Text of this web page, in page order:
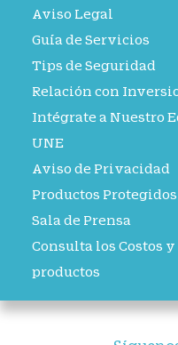
Aviso Legal
Guía de Servicios
Tips de Seguridad
Relación con
Intégrate a Nuestro
UNE
Aviso de Privacidad
Productos Protegidos
Sala de Prensa
Consulta los Costos
productos